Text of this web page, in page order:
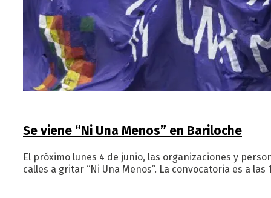
Se viene “Ni Una Menos” en Bariloche
El próximo lunes 4 de junio, las organizaciones y
calles a gritar “Ni Una Menos”. La convocatoria es a